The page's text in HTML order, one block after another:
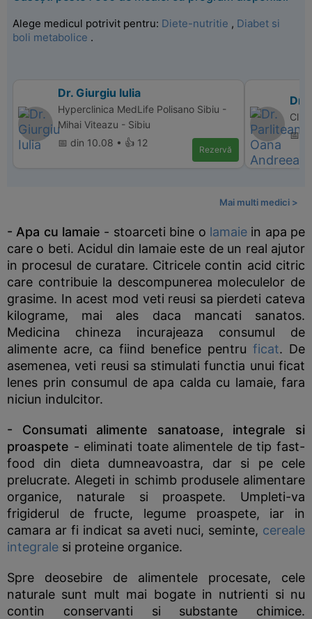
Alege medicul potrivit pentru: Diete-nutritie , Diabet si
boli metabolice .
Dr. Giurgiu Iulia
Hyperclinica MedLife Polisano Sibiu -
Mihai Viteazu - Sibiu
📅 din 10.08 • 👍 12
Rezervă
Dr.
📅
Mai multi medici >
- Apa cu lamaie - stoarceti bine o lamaiein apa pe
care o beti. Acidul din lamaie este de un real ajutor
in procesul de curatare. Citricele contin acid citric
care contribuie la descompunerea moleculelor de
grasime. In acest mod veti reusi sa pierdeti cateva
kilograme, mai ales daca mancati sanatos.
Medicina chineza incurajeaza consumul de
alimente acre, ca fiind benefice pentruficat. De
asemenea, veti reusi sa stimulati functia unui ficat
lenes prin consumul de apa calda cu lamaie, fara
niciun indulcitor.
- Consumati alimente sanatoase, integrale si
proaspete - eliminati toate alimentele de tip fast-
food din dieta dumneavoastra, dar si pe cele
prelucrate. Alegeti in schimb produsele alimentare
organice, naturale si proaspete. Umpleti-va
frigiderul de fructe, legume proaspete, iar in
camara ar fi indicat sa aveti nuci, seminte, cereale
integrale si proteine organice.
Spre deosebire de alimentele procesate, cele
naturale sunt mult mai bogate in nutrienti si nu
contin conservanti si substante chimice.